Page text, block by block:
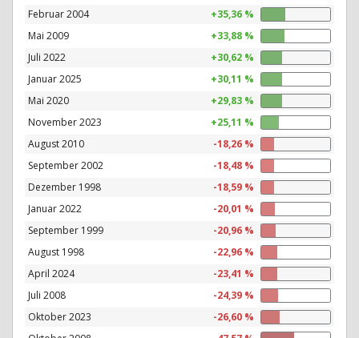
Februar 2004
+35,36 %
Mai 2009
+33,88 %
Juli 2022
+30,62 %
Januar 2025
+30,11 %
Mai 2020
+29,83 %
November 2023
+25,11 %
August 2010
-18,26 %
September 2002
-18,48 %
Dezember 1998
-18,59 %
Januar 2022
-20,01 %
September 1999
-20,96 %
August 1998
-22,96 %
April 2024
-23,41 %
Juli 2008
-24,39 %
Oktober 2023
-26,60 %